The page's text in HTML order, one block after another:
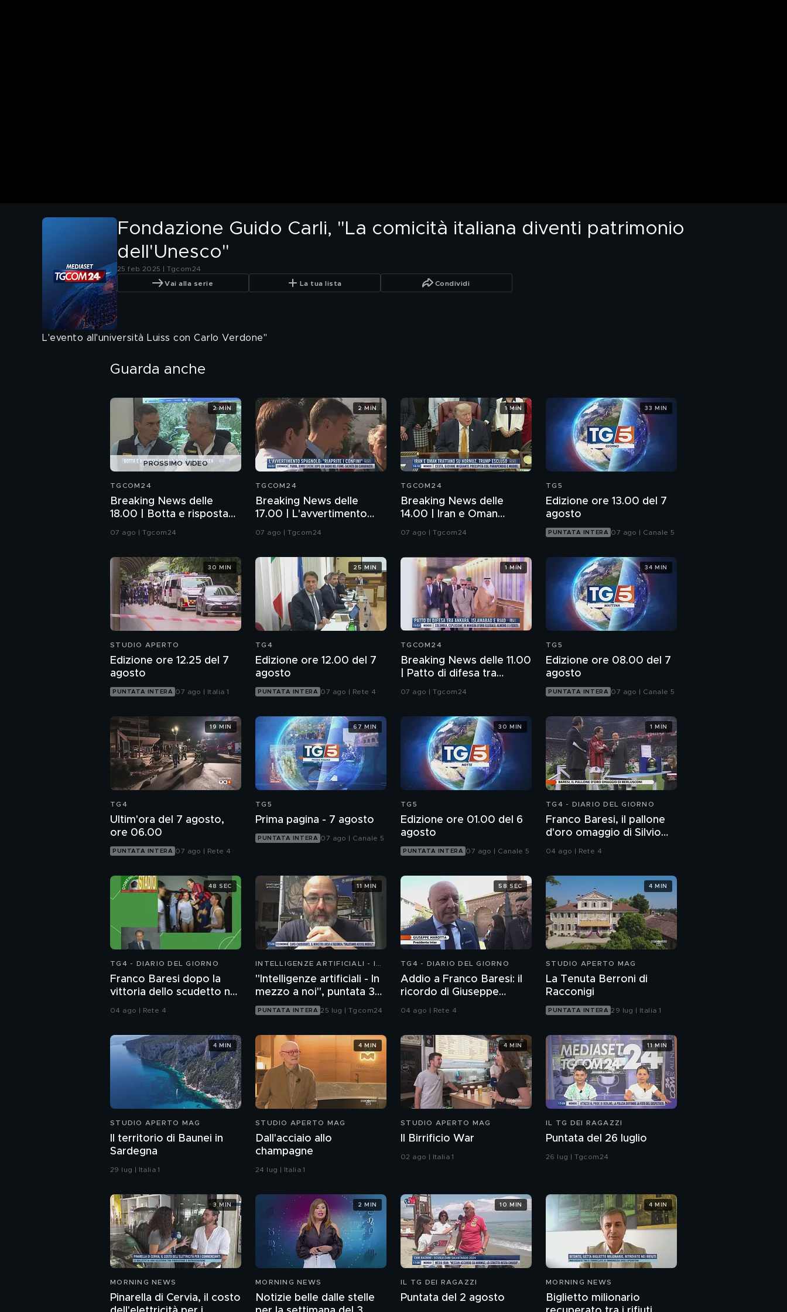
Fondazione Guido Carli, "La comicità italiana diventi patrimonio
dell'Unesco"
25 feb 2025 | Tgcom24
Vai alla serie La tua lista Condividi
L'evento all'università Luiss con Carlo Verdone"
Guarda anche
PROSSIMO VIDEO
TGCOM24
Breaking News delle
18.00 | Botta e risposta
Madrid-Roma su
07 ago | Tgcom24
2 MIN
TGCOM24
Breaking News delle
17.00 | L'avvertimento
spagnolo: "Riaprite i
07 ago | Tgcom24
2 MIN
TGCOM24
Breaking News delle
14.00 | Iran e Oman
trattano su Hormuz,
07 ago | Tgcom24
1 MIN
TG5
Edizione ore 13.00 del 7
agosto
PUNTATA INTERA 07 ago | Canale 5
33 MIN
STUDIO APERTO
Edizione ore 12.25 del 7
agosto
PUNTATA INTERA 07 ago | Italia 1
30 MIN
TG4
Edizione ore 12.00 del 7
agosto
PUNTATA INTERA 07 ago | Rete 4
25 MIN
TGCOM24
Breaking News delle 11.00
| Patto di difesa tra
Ankara, Islamabad e Riad
07 ago | Tgcom24
1 MIN
TG5
Edizione ore 08.00 del 7
agosto
PUNTATA INTERA 07 ago | Canale 5
34 MIN
TG4
Ultim'ora del 7 agosto,
ore 06.00
PUNTATA INTERA 07 ago | Rete 4
19 MIN
TG5
Prima pagina - 7 agosto
PUNTATA INTERA 07 ago | Canale 5
67 MIN
TG5
Edizione ore 01.00 del 6
agosto
PUNTATA INTERA 07 ago | Canale 5
30 MIN
TG4 - DIARIO DEL GIORNO
Franco Baresi, il pallone
d'oro omaggio di Silvio
Berlusconi
04 ago | Rete 4
1 MIN
TG4 - DIARIO DEL GIORNO
Franco Baresi dopo la
vittoria dello scudetto nel
04 ago | Rete 4
48 SEC
INTELLIGENZE ARTIFICIALI - IN
"Intelligenze artificiali - In
mezzo a noi", puntata 35:
il progetto Glasswing
PUNTATA INTERA 25 lug | Tgcom24
11 MIN
TG4 - DIARIO DEL GIORNO
Addio a Franco Baresi: il
ricordo di Giuseppe
Marotta, Presidente
04 ago | Rete 4
58 SEC
STUDIO APERTO MAG
La Tenuta Berroni di
Racconigi
PUNTATA INTERA 29 lug | Italia 1
4 MIN
STUDIO APERTO MAG
Il territorio di Baunei in
Sardegna
29 lug | Italia 1
4 MIN
STUDIO APERTO MAG
Dall'acciaio allo
champagne
24 lug | Italia 1
4 MIN
STUDIO APERTO MAG
Il Birrificio War
02 ago | Italia 1
4 MIN
IL TG DEI RAGAZZI
Puntata del 26 luglio
26 lug | Tgcom24
11 MIN
MORNING NEWS
Pinarella di Cervia, il costo
3 MIN
MORNING NEWS
Notizie belle dalle stelle
2 MIN
IL TG DEI RAGAZZI
Puntata del 2 agosto
10 MIN
MORNING NEWS
Biglietto milionario
4 MIN